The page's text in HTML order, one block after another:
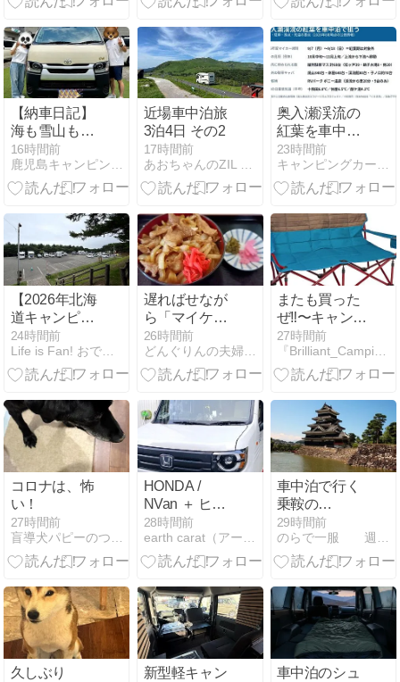
ソ配達員
（怒）
【納車日記】
海も雪山も、
日本全国どこ
までも！４
WDディーゼ
をご納車
16時間前
鹿児島キャンピングカー専門店
近場車中泊旅
3泊4日 その2
17時間前
あおちゃんのZIL Noble旅
奥入瀬渓流の
紅葉を車中泊
で狙う完全ガ
イド2026｜マ
イカー規制は
し、温泉＆コ
インランドリ
ー付きRVパー
クを拠点にす
る
23時間前
キャンピングカージャーナル
【2026年北海
道キャンピン
グカー旅】87
日目 曇り空ス
タートの「稚
ャンプ場」
は、草刈りの
ため我が家
（キャンピン
グカー）を移
動。10日振り
のエンジン始
動です！今日
小雨も降りな
がらの強風で
した
24時間前
Life is Fan! おでかけ部 - バンライフ
遅ればせなが
ら「マイケ
ル」を見て感
動！腹ごしら
えは「アルプ
26時間前
どんぐりんの夫婦で日本あっちこち
またも買った
ぜ‼️〜キャンプ
チェア〜キャ
ンピングカ
ー！！！
27時間前
『Brilliant_Camping_LOG』
コロナは、怖
い！
27時間前
盲導犬パピーのつぶやき＆キャンピングカーで楽しもう！
HONDA /
NVan ＋ ヒッ
チメンバー
28時間前
earth carat（アース カラット）
車中泊で行く
乗鞍の
旅・・・その
①
29時間前
のらで一服 週末百姓物語と鉄の庵生活
久しぶり
新型軽キャン
車中泊のシュ